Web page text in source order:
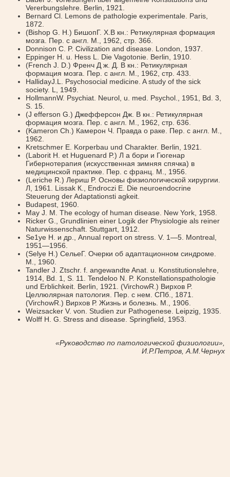
Vererbungslehre. Berlin, 1921.
Bernard Cl. Lemons de pathologie experimentale. Paris,
1872.
(Bishop G. H.) БишопГ. X.B кн.: Ретикулярная формация
мозга. Пер. с англ. М., 1962, стр. 366.
Donnison С. P. Civilization and disease. London, 1937.
Eppinger H. u. Hess L. Die Vagotonie. Berlin, 1910.
(Frenсh J. D.) Фpeнч Д ж. Д. В кн.: Ретикулярная
формация мозга. Пер. с англ. М., 1962, стр. 433.
HallidayJ.L. Psychosocial medicine. A study of the sick
society. L, 1949.
HollmannW. Psychiat. Neurol, u. med. Psychol., 1951, Bd. 3,
S. 15.
(J efferson G.) Джефферсон Дж. В кн.: Ретикулярная
формация мозга. Пер. с англ. М., 1962, стр. 636.
(Kameron Ch.) Камерон Ч. Правда о раке. Пер. с англ. М.,
1962.
Kretschmer Е. Korperbau und Charakter. Berlin, 1921.
(Laborit H. et Huguenard P.) Л а бори и Гюгенар
Гибернотерапия (искусственная зимняя спячка) в
медицинской практике. Пер. с франц. М., 1956.
(Leriche R.) Лериш P. Основы физиологической хирургии.
Л, 1961. Lissak К., Endroczi Е. Die neuroendocrine
Steuerung der Adaptationsti agkeit.
Budapest, 1960.
May J. M. The ecology of human disease. New York, 1958.
Ricker G., Grundlinien einer Logik der Physiologie als reiner
Naturwissenschaft. Stuttgart, 1912.
Se1уe H. и др., Annual report on stress. V. 1—5. Montreal,
1951—1956.
(Selye H.) СельеГ. Очерки об адаптационном синдроме.
М., 1960.
Tandler J. Ztschr. f. angewandte Anat. u. Konstitutionslehre,
1914, Bd. 1, S. 11. Tendeloo N. P. Konstellationspathologie
und Erblichkeit. Berlin, 1921. (VirchowR.) Вирхов P.
Целлюлярная патология. Пер. с нем. СПб., 1871.
(VirchowR.) Вирхов Р. Жизнь и болезнь. М., 1906.
Weizsacker V. von. Studien zur Pathogenese. Leipzig, 1935.
Wolff H. G. Stress and disease. Springfield, 1953.
«Руководство по патологической физиологии»,
И.Р.Петров, А.М.Чернух